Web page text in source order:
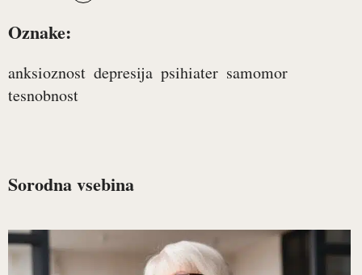
Oznake:
anksioznost depresija psihiater samomor
tesnobnost
Sorodna vsebina